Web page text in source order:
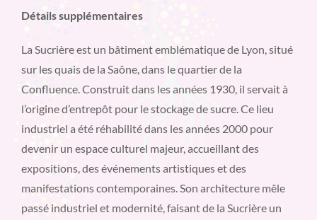
Détails supplémentaires
La Sucrière est un bâtiment emblématique de Lyon, situé
sur les quais de la Saône, dans le quartier de la
Confluence. Construit dans les années 1930, il servait à
l’origine d’entrepôt pour le stockage de sucre. Ce lieu
industriel a été réhabilité dans les années 2000 pour
devenir un espace culturel majeur, accueillant des
expositions, des événements artistiques et des
manifestations contemporaines. Son architecture mêle
passé industriel et modernité, faisant de la Sucrière un